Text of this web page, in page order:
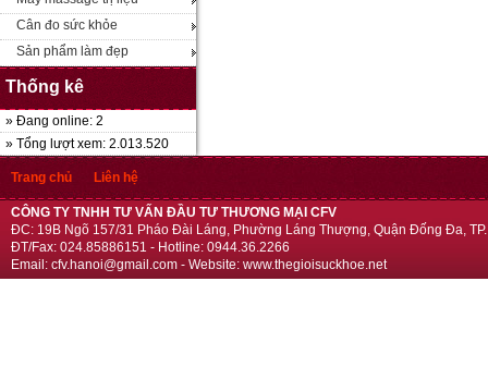
Cân đo sức khỏe
Sản phẩm làm đẹp
Thống kê
» Đang online: 2
» Tổng lượt xem: 2.013.520
Trang chủ Liên hệ
CÔNG TY TNHH TƯ VẤN ĐẦU TƯ THƯƠNG MẠI CFV
ĐC: 19B Ngõ 157/31 Pháo Đài Láng, Phường Láng Thượng, Quận Đống Đa,
ĐT/Fax: 024.85886151 - Hotline: 0944.36.2266
Email: cfv.hanoi@gmail.com - Website: www.thegioisuckhoe.net